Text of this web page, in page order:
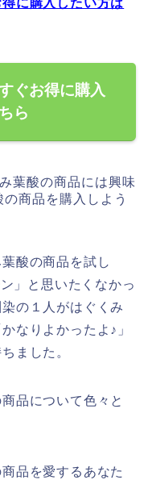
に購入したい方は
ぐお得に購入
ら
葉酸の商品には興味
商品を購入しよう
酸の商品を試し
」と思いたくなかっ
の１人がはぐくみ
なりよかったよ♪」
ました。
品について色々と
品を愛するあなた